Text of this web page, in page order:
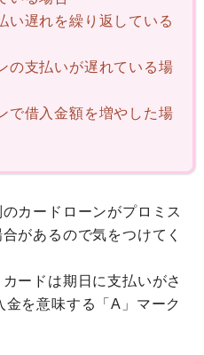
い遅れを繰り返している
の支払いが遅れている場
で借入金額を増やした場
カードローンがプロミス
があるので気をつけてく
ードは期日に支払いがさ
金を意味する「A」マーク